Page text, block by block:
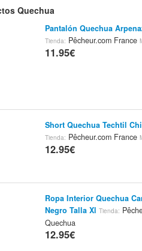
Quechua
Pantalón Quechua
Tienda: Pêcheur.com France
11.95€
Short Quechua Techtil
Tienda: Pêcheur.com France
12.95€
Ropa Interior Quechua
Negro Talla Xl Tienda:
Quechua
12.95€